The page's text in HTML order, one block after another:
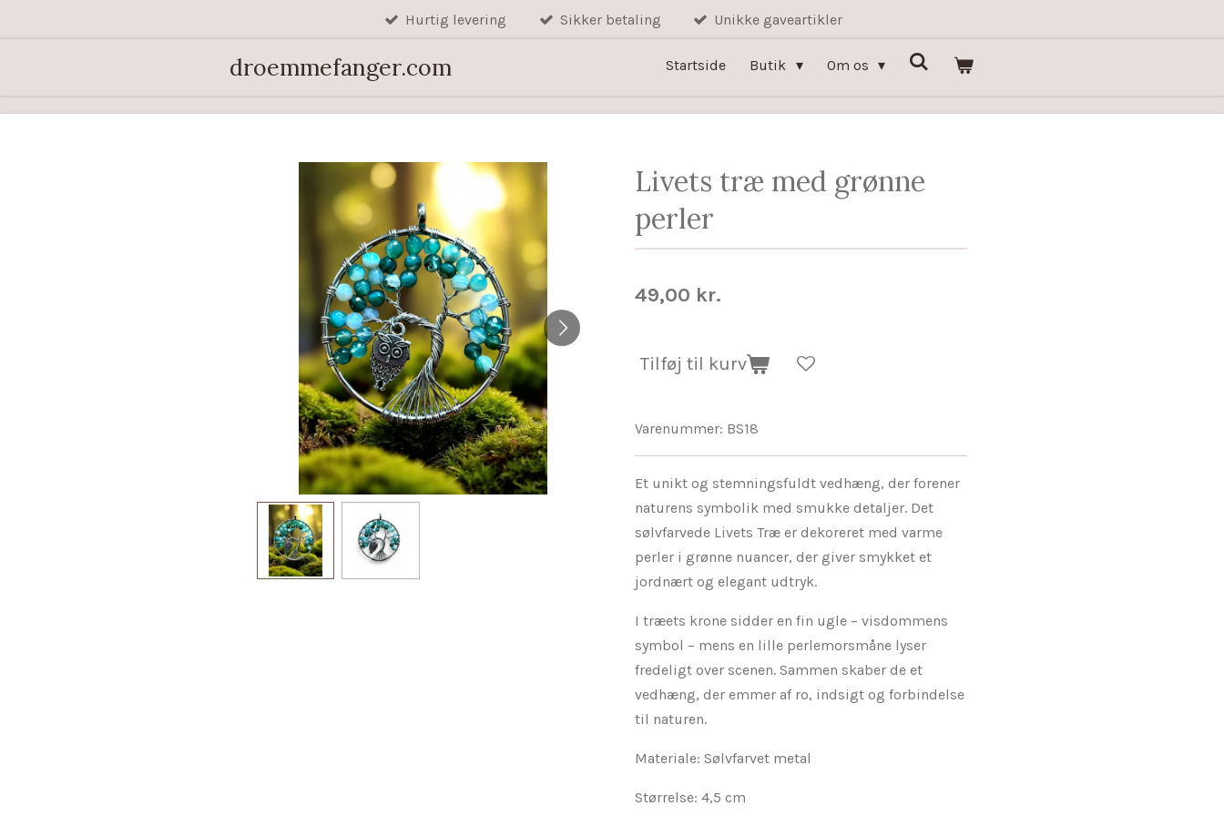
Hurtig levering Sikker betaling Unikke gaveartikler
droemmefanger.com Startside Butik Om os
Livets træ med grønne
perler
49,00 kr.
Tilføj til kurv
Varenummer: BS18
Et unikt og stemningsfuldt vedhæng, der forener
naturens symbolik med smukke detaljer. Det
sølvfarvede Livets Træ er dekoreret med varme
perler i grønne nuancer, der giver smykket et
jordnært og elegant udtryk.
I træets krone sidder en fin ugle – visdommens
symbol – mens en lille perlemorsmåne lyser
fredeligt over scenen. Sammen skaber de et
vedhæng, der emmer af ro, indsigt og forbindelse
til naturen.
Materiale: Sølvfarvet metal
Størrelse: 4,5 cm